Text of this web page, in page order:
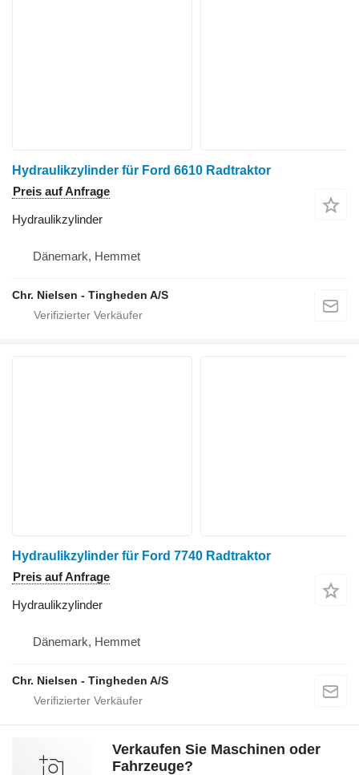
Hydraulikzylinder für Ford 6610 Radtraktor
Preis auf Anfrage
Hydraulikzylinder
Dänemark, Hemmet
Chr. Nielsen - Tingheden A/S
Hydraulikzylinder für Ford 7740 Radtraktor
Preis auf Anfrage
Hydraulikzylinder
Dänemark, Hemmet
Chr. Nielsen - Tingheden A/S
Verkaufen Sie Maschinen oder
Fahrzeuge?